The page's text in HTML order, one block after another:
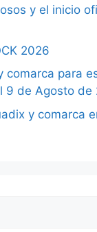
y el inicio
2026
comarca para
9 de Agosto de
y comarca